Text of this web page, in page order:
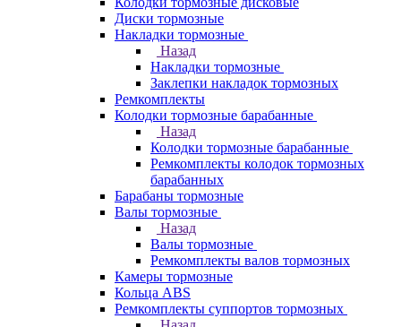
Диски тормозные
Накладки тормозные
Назад
Накладки тормозные
Заклепки накладок тормозных
Ремкомплекты
Колодки тормозные барабанные
Назад
Колодки тормозные барабанные
Ремкомплекты колодок тормозных
барабанных
Барабаны тормозные
Валы тормозные
Назад
Валы тормозные
Ремкомплекты валов тормозных
Камеры тормозные
Кольца ABS
Ремкомплекты суппортов тормозных